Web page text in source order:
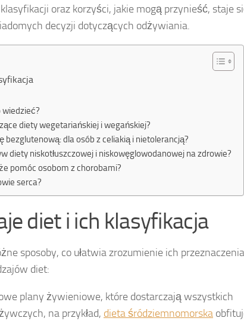
oraz korzyści, jakie mogą przynieść, staje
decyzji dotyczących odżywiania.
wiedzieć?
diety wegetariańskiej i wegańskiej?
bezglutenową: dla osób z celiakią i nietolerancją?
diety niskotłuszczowej i niskowęglowodanowej na zdrowie?
pomóc osobom z chorobami?
serca?
diet i ich klasyfikacja
sposoby, co ułatwia zrozumienie ich
diet:
plany żywieniowe, które dostarczają wszystkich
na przykład, dieta śródziemnomorska